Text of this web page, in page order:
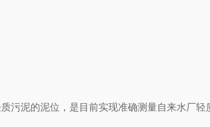
泥的泥位，是目前实现准确测量自来水厂轻